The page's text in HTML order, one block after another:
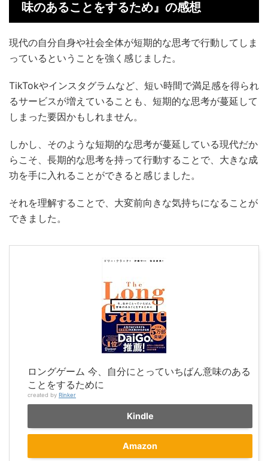
味のあることをするため』の感想
現代の自分自身や社会全体が短期的な思考で行動してしま
っているということを強く感じました。
TikTokやインスタグラムなど、短い時間で満足感を得られ
るサービスが増えていることも、短期的な思考が蔓延して
しまった要因かもしれません。
しかし、そのような短期的な思考が蔓延している現代だか
らこそ、長期的な思考を持って行動することで、大きな成
功を手に入れることができると感じました。
それを理解することで、大変前向きな気持ちになることが
できました。
ロングゲーム 今、自分にとっていちばん意味のある
ことをするために
created by Rinker
Kindle
Amazon